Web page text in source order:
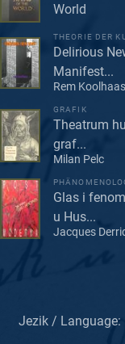
World
THEORIE DER
Delirious
Manifest...
Rem Koolhaas
GRAFIK
Theatrum
graf...
Milan Pelc
Glas i
u Hus...
Jacques
Jezik / Language: